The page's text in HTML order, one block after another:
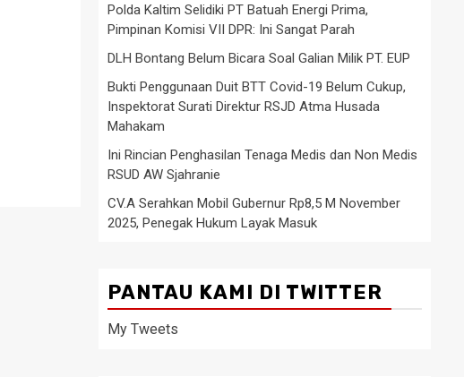
Polda Kaltim Selidiki PT Batuah Energi Prima,
Pimpinan Komisi VII DPR: Ini Sangat Parah
DLH Bontang Belum Bicara Soal Galian Milik PT. EUP
Bukti Penggunaan Duit BTT Covid-19 Belum Cukup,
Inspektorat Surati Direktur RSJD Atma Husada
Mahakam
Ini Rincian Penghasilan Tenaga Medis dan Non Medis
RSUD AW Sjahranie
CV.A Serahkan Mobil Gubernur Rp8,5 M November
2025, Penegak Hukum Layak Masuk
PANTAU KAMI DI TWITTER
My Tweets